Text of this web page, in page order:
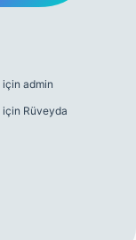
için admin
için Rüveyda